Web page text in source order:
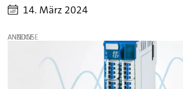
14. März 2024
ANZEIGE